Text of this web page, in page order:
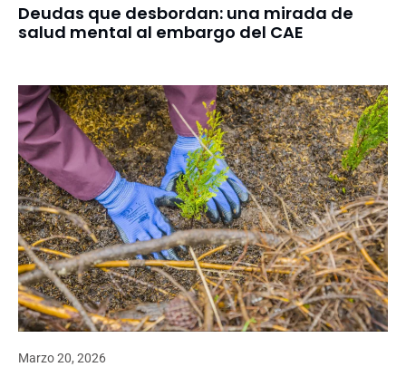
Deudas que desbordan: una mirada de
salud mental al embargo del CAE
Marzo 20, 2026